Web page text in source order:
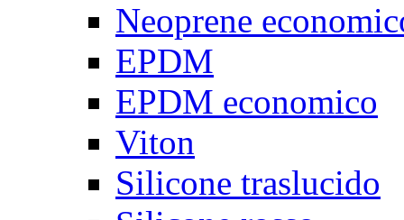
Neoprene
EPDM
EPDM economico
Viton
Silicone traslucido